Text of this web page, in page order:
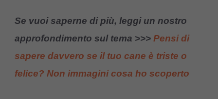
Se vuoi saperne di più, leggi un nostro
approfondimento sul tema >>> Pensi di
sapere davvero se il tuo cane è triste o
felice? Non immagini cosa ho scoperto